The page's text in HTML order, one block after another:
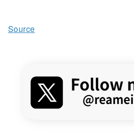
Source